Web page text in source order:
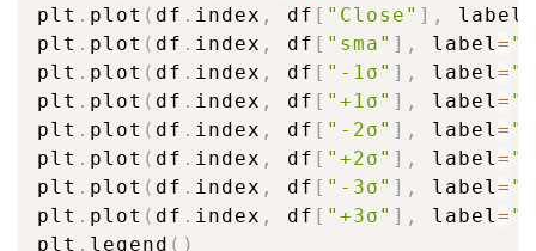
plt . plot ( df . index , df [ "Close" ] , label
plt . plot ( df . index , df [ "sma" ] , label =
plt . plot ( df . index , df [ "-1σ" ] , label =
plt . plot ( df . index , df [ "+1σ" ] , label =
plt . plot ( df . index , df [ "-2σ" ] , label =
plt . plot ( df . index , df [ "+2σ" ] , label =
plt . plot ( df . index , df [ "-3σ" ] , label =
plt . plot ( df . index , df [ "+3σ" ] , label =
plt . legend ( )